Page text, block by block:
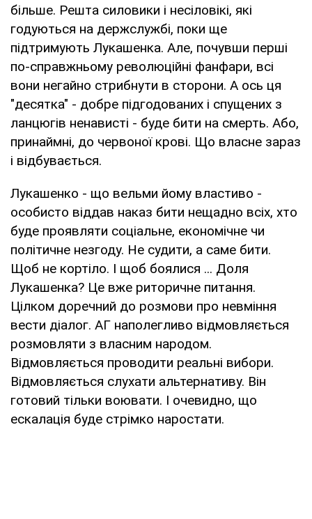
більше. Решта силовики і несіловікі, які
годуються на держслужбі, поки ще
підтримують Лукашенка. Але, почувши перші
по-справжньому революційні фанфари, всі
вони негайно стрибнути в сторони. А ось ця
"десятка" - добре підгодованих і спущених з
ланцюгів ненависті - буде бити на смерть. Або,
принаймні, до червоної крові. Що власне зараз
і відбувається.
Лукашенко - що вельми йому властиво -
особисто віддав наказ бити нещадно всіх, хто
буде проявляти соціальне, економічне чи
політичне незгоду. Не судити, а саме бити.
Щоб не кортіло. І щоб боялися ... Доля
Лукашенка? Це вже риторичне питання.
Цілком доречний до розмови про невміння
вести діалог. АГ наполегливо відмовляється
розмовляти з власним народом.
Відмовляється проводити реальні вибори.
Відмовляється слухати альтернативу. Він
готовий тільки воювати. І очевидно, що
ескалація буде стрімко наростати.